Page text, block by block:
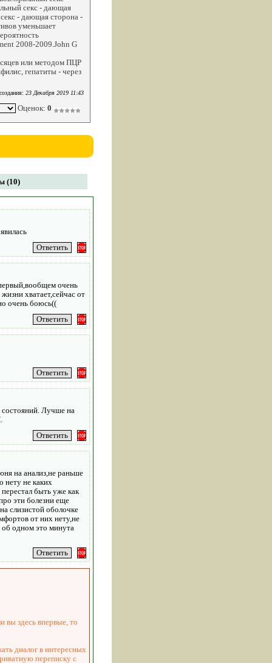
секс - дающая
- дающая сторона -
уменьшает
2008-2009.John G
или методом ПЦР
гепатиты - через
23 Декабря 2019 11:43
Оценок: 0
(10)
очень
хватает,сейчас от
очень боюсь((
состояний. Лучше на
на анализ,не раньше
нету не каких
быть уже как
эти болезни еще
слизистой оболочке
от них нету,не
об одном это минута
вы здесь впервые, то
диалог в интересных
переписку с